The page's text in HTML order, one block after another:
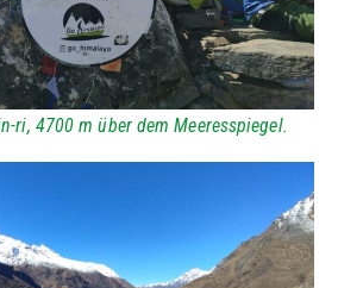
ri, 4700 m über dem Meeresspiegel.